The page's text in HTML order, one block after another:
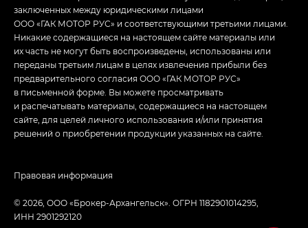
заключенных между юридическими лицами
ООО «ГАК МОТОР РУС» и соответствующими третьими лицами.
Никакие содержащиеся на настоящем сайте материалы или
их часть не могут быть воспроизведены, использованы или
переданы третьим лицам в целях извлечения прибыли без
предварительного согласия ООО «ГАК МОТОР РУС»
в письменной форме. Вы можете просматривать
и распечатывать материалы, содержащиеся на настоящем
сайте, для целей личного использования и/или принятия
решений о приобретении продукции указанных на сайте.
© 2026, ООО «Брокер-Архангельск». ОГРН 1182901014295,
ИНН 2901292120
Правовая информация